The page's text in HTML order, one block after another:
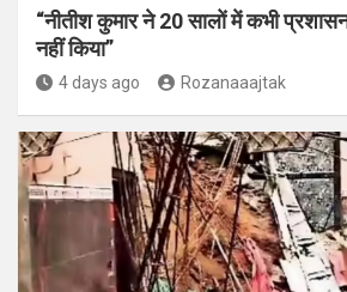
“नीतीश कुमार ने 20 सालों में कभी
नहीं किया”
4 days ago Rozanaaajtak